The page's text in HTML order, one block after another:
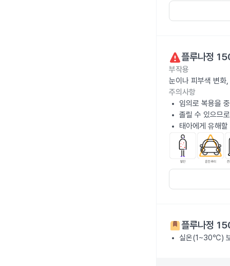
플루나정
부작용
눈이나 피부색 변화
주의사항
임의로 복용을
졸릴 수 있으므
태아에게 유해
플루나정
실온(1~30℃)